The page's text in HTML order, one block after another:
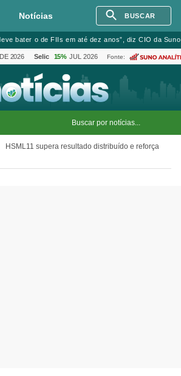
Notícias BUSCAR
bater o de FIIs em até dez anos”, diz CIO da
2026 Selic 15% JUL 2026 Fonte:
HSML11 supera resultado distribuído e reforça